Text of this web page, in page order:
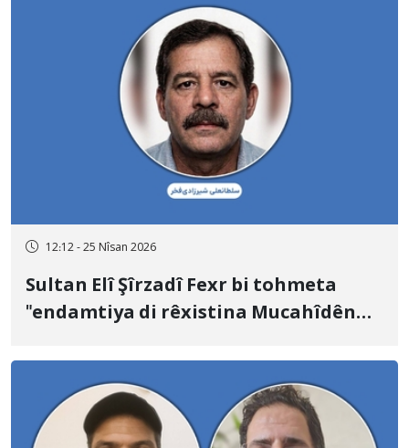
12:12 - 25 Nîsan 2026
Sultan Elî Şîrzadî Fexr bi tohmeta
"endamtiya di rêxistina Mucahîdên
îdamkirin.